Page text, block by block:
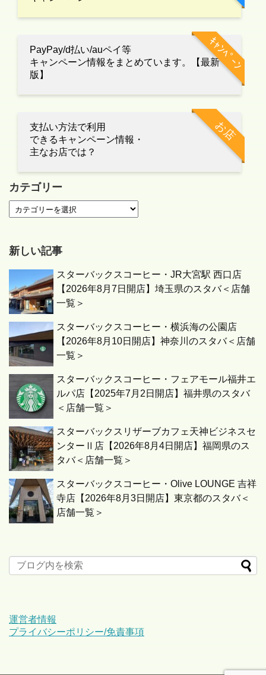
ｷｬﾝﾍﾟｰﾝ
PayPay/d払い/auペイ等
キャンペーン情報をまとめています。【最新
版】
お店
支払い方法で利用
できるキャンペーン情報・
主なお店では？
カテゴリー
新しい記事
スターバックスコーヒー・JR大宮駅 西口店
【2026年8月7日開店】埼玉県のスタバ＜店舗
一覧＞
スターバックスコーヒー・横浜海の公園店
【2026年8月10日開店】神奈川のスタバ＜店舗
一覧＞
スターバックスコーヒー・フェアモール福井エ
ルパ店【2025年7月2日開店】福井県のスタバ
＜店舗一覧＞
スターバックスリザーブカフェ天神ビジネスセ
ンターⅡ店【2026年8月4日開店】福岡県のス
タバ＜店舗一覧＞
スターバックスコーヒー・Olive LOUNGE 吉祥
寺店【2026年8月3日開店】東京都のスタバ＜
店舗一覧＞
運営者情報
プライバシーポリシー/免責事項